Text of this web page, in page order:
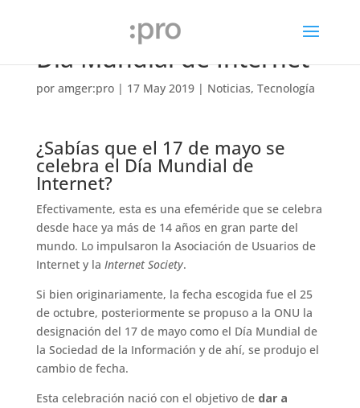
Día Mundial de Internet
por amger:pro| 17 May 2019| Noticias, Tecnología
¿Sabías que el 17 de mayo se
celebra el Día Mundial de
Internet?
Efectivamente, esta es una efeméride que se celebra
desde hace ya más de 14 años en gran parte del
mundo. Lo impulsaron la Asociación de Usuarios de
Internet y la Internet Society.
Si bien originariamente, la fecha escogida fue el 25
de octubre, posteriormente se propuso a la ONU la
designación del 17 de mayo como el Día Mundial de
la Sociedad de la Información y de ahí, se produjo el
cambio de fecha.
Esta celebración nació con el objetivo de dar a